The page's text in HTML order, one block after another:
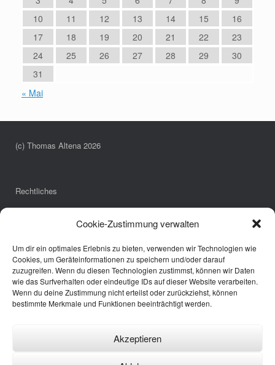
Cookie-Zustimmung verwalten
Um dir ein optimales Erlebnis zu bieten, verwenden wir Technologien wie
Cookies, um Geräteinformationen zu speichern und/oder darauf
zuzugreifen. Wenn du diesen Technologien zustimmst, können wir Daten
wie das Surfverhalten oder eindeutige IDs auf dieser Website verarbeiten.
Wenn du deine Zustimmung nicht erteilst oder zurückziehst, können
bestimmte Merkmale und Funktionen beeinträchtigt werden.
Akzeptieren
10
11 12 13 14 15
16
17
18 19 20 21 22
23
24
25 26 27 28 29
30
31
« Mai
(c) Thomas Altena 2026
Rechtliches
Datenschutzerklärung
Links
Annette Pöpping
Annette Pöpping Hpp-Praxis